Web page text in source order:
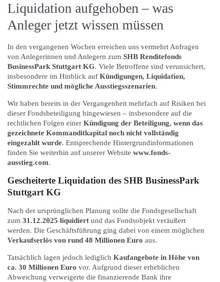
Liquidation aufgehoben – was
Anleger jetzt wissen müssen
In den vergangenen Wochen erreichen uns vermehrt Anfragen
von Anlegerinnen und Anlegern zum SHB Renditefonds
BusinessPark Stuttgart KG. Viele Betroffene sind verunsichert,
insbesondere im Hinblick auf Kündigungen, Liquidation,
Stimmrechte und mögliche Ausstiegsszenarien.
Wir haben bereits in der Vergangenheit mehrfach auf Risiken bei
dieser Fondsbeteiligung hingewiesen – insbesondere auf die
rechtlichen Folgen einer Kündigung der Beteiligung, wenn das
gezeichnete Kommanditkapital noch nicht vollständig
eingezahlt wurde. Entsprechende Hintergrundinformationen
finden Sie weiterhin auf unserer Website www.fonds-
ausstieg.com.
Gescheiterte Liquidation des SHB BusinessPark
Stuttgart KG
Nach der ursprünglichen Planung sollte die Fondsgesellschaft
zum 31.12.2025 liquidiert und das Fondsobjekt veräußert
werden. Die Geschäftsführung ging dabei von einem möglichen
Verkaufserlös von rund 48 Millionen Euro aus.
Tatsächlich lagen jedoch lediglich Kaufangebote in Höhe von
ca. 30 Millionen Euro vor. Aufgrund dieser erheblichen
Abweichung verweigerte die finanzierende Bank ihre